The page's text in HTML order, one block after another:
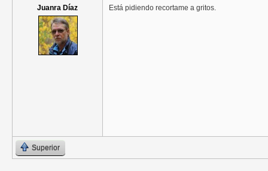
Juanra Díaz Está pidiendo recortame a gritos.
Superior